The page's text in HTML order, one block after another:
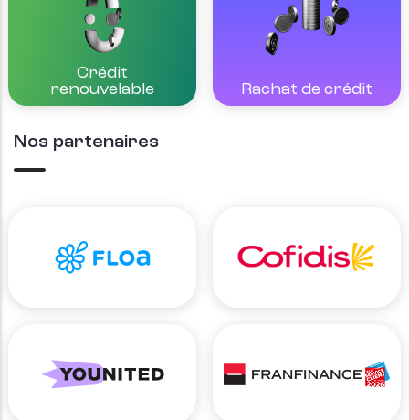
Crédit
renouvelable
Rachat de crédit
Nos partenaires